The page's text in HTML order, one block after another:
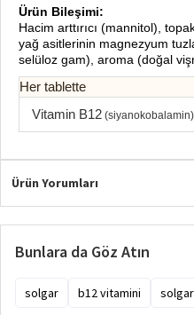
Ürün Bileşimi:
Hacim arttırıcı (mannitol),
yağ asitlerinin magnezyum
selüloz gam), aroma (doğal
Her tablette
Vitamin B12 (siyanokobalamin)
Ürün Yorumları
Bunlara da Göz Atın
solgar b12 vitamini solgar